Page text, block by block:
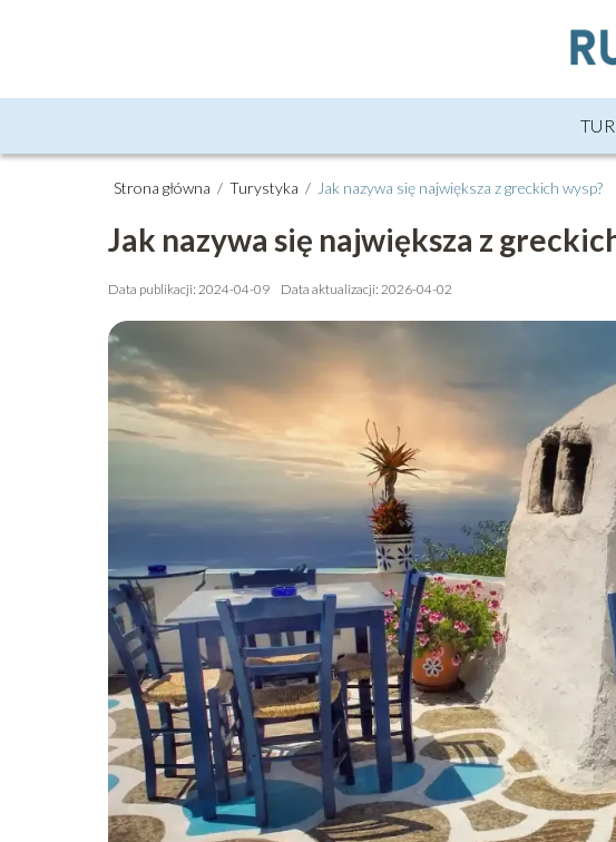
Strona główna / Turystyka / Jak nazywa się największa z greckich wysp?
Jak nazywa się największa z
Data publikacji: 2024-04-09 Data aktualizacji: 2026-04-02